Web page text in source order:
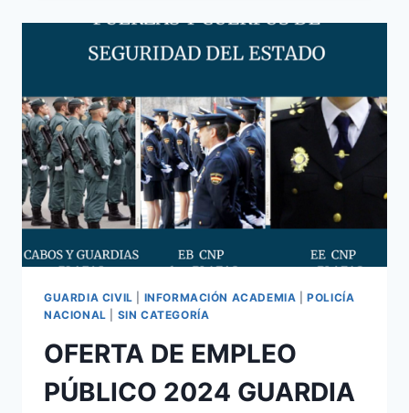
CONVOCATORIA
2024
GUARDIA CIVIL INFORMACIÓN ACADEMIA |POLICÍA
NACIONAL
SIN CATEGORÍA
OFERTA DE EMPLEO
PÚBLICO 2024 GUARDIA